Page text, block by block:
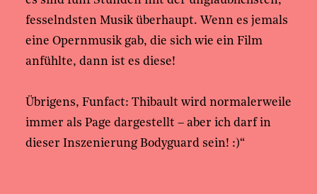
fesselndsten Musik überhaupt. Wenn es jemals
eine Opernmusik gab, die sich wie ein Film
anfühlte, dann ist es diese!
Übrigens, Funfact: Thibault wird normalerweile
immer als Page dargestellt – aber ich darf in
dieser Inszenierung Bodyguard sein! :)“